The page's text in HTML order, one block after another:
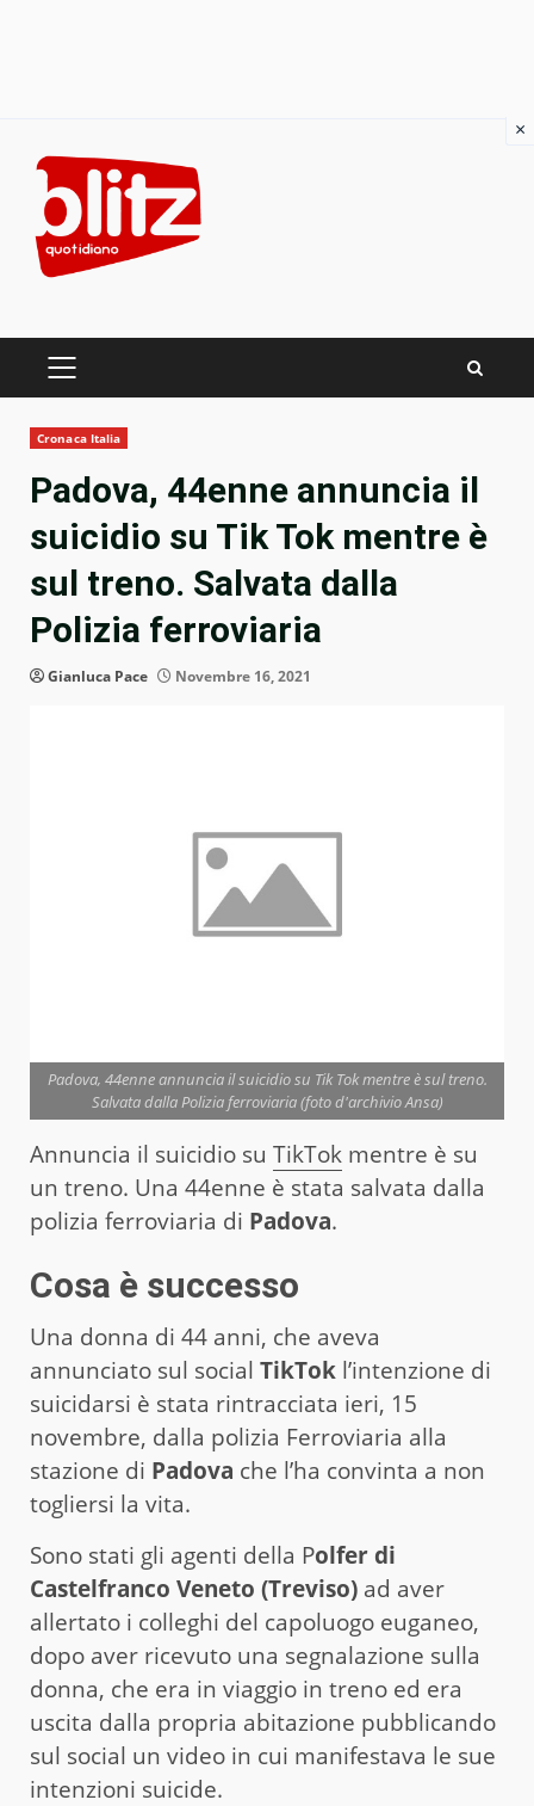
content
PRIMARY
Cronaca Italia
Padova, 44enne annuncia il
suicidio su Tik Tok mentre è
sul treno. Salvata dalla
Polizia ferroviaria
Gianluca Pace Novembre 16, 2021
Padova, 44enne annuncia il suicidio su Tik Tok mentre è sul treno.
Salvata dalla Polizia ferroviaria (foto d'archivio Ansa)
Annuncia il suicidio su TikTok mentre è su
un treno. Una 44enne è stata salvata dalla
polizia ferroviaria di Padova.
Cosa è successo
Una donna di 44 anni, che aveva
annunciato sul social TikTok l’intenzione di
suicidarsi è stata rintracciata ieri, 15
novembre, dalla polizia Ferroviaria alla
stazione di Padova che l’ha convinta a non
togliersi la vita.
Sono stati gli agenti della Polfer di
Castelfranco Veneto (Treviso) ad aver
allertato i colleghi del capoluogo euganeo,
dopo aver ricevuto una segnalazione sulla
donna, che era in viaggio in treno ed era
uscita dalla propria abitazione pubblicando
sul social un video in cui manifestava le sue
intenzioni suicide.
×